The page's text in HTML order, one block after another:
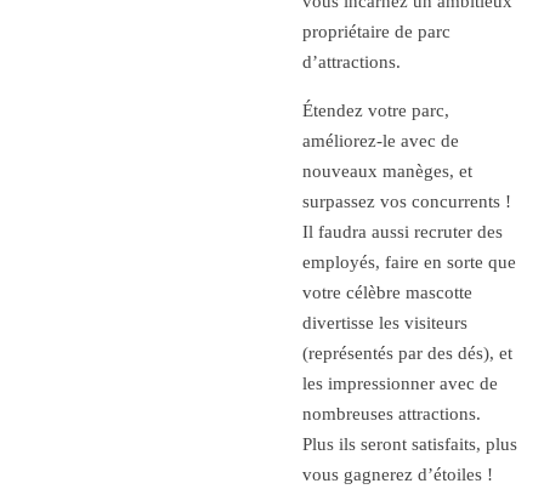
propriétaire de parc
d’attractions.
Étendez votre parc,
améliorez-le avec de
nouveaux manèges, et
surpassez vos concurrents !
Il faudra aussi recruter des
employés, faire en sorte que
votre célèbre mascotte
divertisse les visiteurs
(représentés par des dés), et
les impressionner avec de
nombreuses attractions.
Plus ils seront satisfaits, plus
vous gagnerez d’étoiles !